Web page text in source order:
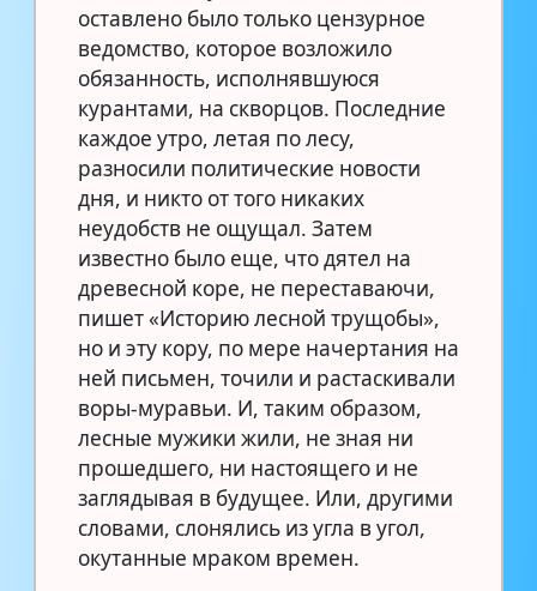
оставлено было только цензурное
ведомство, которое возложило
обязанность, исполнявшуюся
курантами, на скворцов. Последние
каждое утро, летая по лесу,
разносили политические новости
дня, и никто от того никаких
неудобств не ощущал. Затем
известно было еще, что дятел на
древесной коре, не переставаючи,
пишет «Историю лесной трущобы»,
но и эту кору, по мере начертания на
ней письмен, точили и растаскивали
воры-муравьи. И, таким образом,
лесные мужики жили, не зная ни
прошедшего, ни настоящего и не
заглядывая в будущее. Или, другими
словами, слонялись из угла в угол,
окутанные мраком времен.